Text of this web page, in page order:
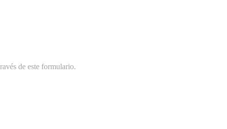
de este formulario.